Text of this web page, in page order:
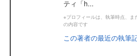
ティ「h...
※プロフィールは、執筆時点、ま
の内容です
この著者の最近の執筆